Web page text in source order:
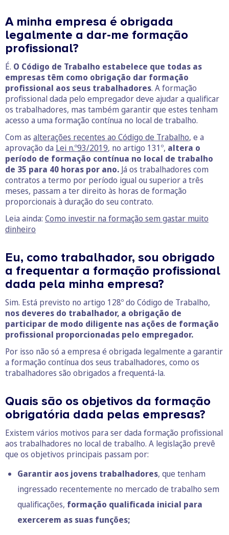
A minha empresa é obrigada
legalmente a dar-me formação
profissional?
É. O Código de Trabalho estabelece que todas as
empresas têm como obrigação dar formação
profissional aos seus trabalhadores. A formação
profissional dada pelo empregador deve ajudar a qualificar
os trabalhadores, mas também garantir que estes tenham
acesso a uma formação contínua no local de trabalho.
Com as alterações recentes ao Código de Trabalho, e a
aprovação da Lei n.º93/2019, no artigo 131º, altera o
período de formação contínua no local de trabalho
de 35 para 40 horas por ano. Já os trabalhadores com
contratos a termo por período igual ou superior a três
meses, passam a ter direito às horas de formação
proporcionais à duração do seu contrato.
Leia ainda: Como investir na formação sem gastar muito
dinheiro
Eu, como trabalhador, sou obrigado
a frequentar a formação profissional
dada pela minha empresa?
Sim. Está previsto no artigo 128º do Código de Trabalho,
nos deveres do trabalhador, a obrigação de
participar de modo diligente nas ações de formação
profissional proporcionadas pelo empregador.
Por isso não só a empresa é obrigada legalmente a garantir
a formação contínua dos seus trabalhadores, como os
trabalhadores são obrigados a frequentá-la.
Quais são os objetivos da formação
obrigatória dada pelas empresas?
Existem vários motivos para ser dada formação profissional
aos trabalhadores no local de trabalho. A legislação prevê
que os objetivos principais passam por:
Garantir aos jovens trabalhadores, que tenham
ingressado recentemente no mercado de trabalho sem
qualificações, formação qualificada inicial para
exercerem as suas funções;